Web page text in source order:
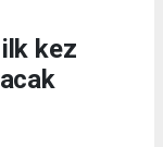
kez